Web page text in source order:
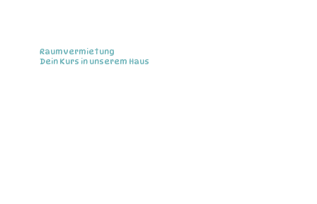
Raumvermietung
Dein Kurs in unserem Haus